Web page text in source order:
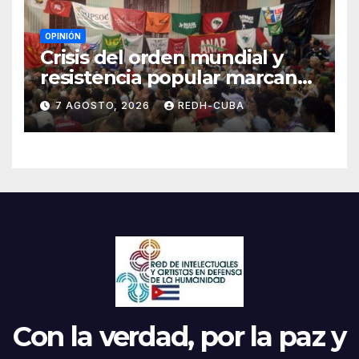
OPINIÓN
Crisis del orden mundial y
resistencia popular marcan
el inicio de la IV Asamblea
Continental de ALBA
Movimientos en Cuba
7 AGOSTO, 2026 REDH-CUBA
Con la verdad, por la paz y